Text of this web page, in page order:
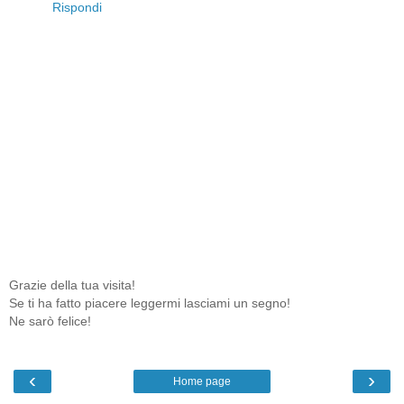
Rispondi
Grazie della tua visita!
Se ti ha fatto piacere leggermi lasciami un segno!
Ne sarò felice!
‹ ›
Home page